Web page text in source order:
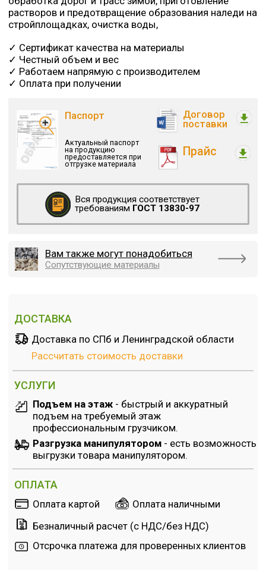
Вам также могут понадобиться
ДОСТАВКА
Доставка по СПб и Ленинградской области
УСЛУГИ
Подъем на этаж
подъем на требуемый этаж
профессиональным грузчиком.
Оплата картой
Оплата наличными
Безналичный расчет (с НДС/без НДС)
Разгрузка манипулятором- есть возможность